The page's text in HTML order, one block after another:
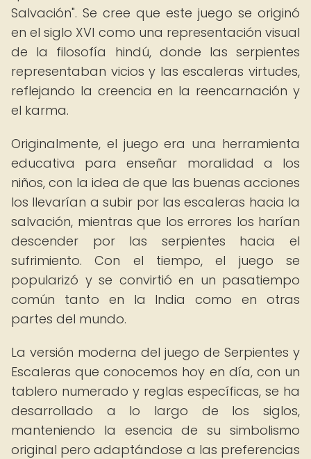
Salvación". Se cree que este juego se originó
en el siglo XVI como una representación visual
de la filosofía hindú, donde las serpientes
representaban vicios y las escaleras virtudes,
reflejando la creencia en la reencarnación y
el karma.
Originalmente, el juego era una herramienta
educativa para enseñar moralidad a los
niños, con la idea de que las buenas acciones
los llevarían a subir por las escaleras hacia la
salvación, mientras que los errores los harían
descender por las serpientes hacia el
sufrimiento. Con el tiempo, el juego se
popularizó y se convirtió en un pasatiempo
común tanto en la India como en otras
partes del mundo.
La versión moderna del juego de Serpientes y
Escaleras que conocemos hoy en día, con un
tablero numerado y reglas específicas, se ha
desarrollado a lo largo de los siglos,
manteniendo la esencia de su simbolismo
original pero adaptándose a las preferencias